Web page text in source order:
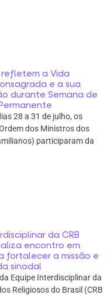
a Vida
e a sua
durante Semana de
28 a 31 de julho, os
dos Ministros dos
participaram da
da CRB
encontro em
fortalecer a missão e
sinodal
Equipe Interdisciplinar da
Religiosos do Brasil (CRB